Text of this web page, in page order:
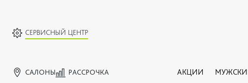
СЕРВИСНЫЙ ЦЕНТР
САЛОНЫ РАССРОЧКА АКЦИИ